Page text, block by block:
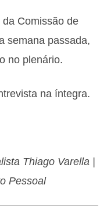
Comissão de
semana passada,
no plenário.
na íntegra.
Thiago Varella |
Pessoal